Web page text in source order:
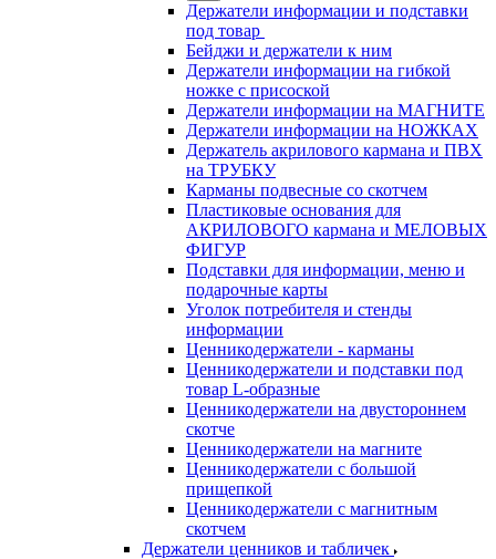
Держатели информации и подставки
под товар
Бейджи и держатели к ним
Держатели информации на гибкой
ножке с присоской
Держатели информации на МАГНИТЕ
Держатели информации на НОЖКАХ
Держатель акрилового кармана и ПВХ
на ТРУБКУ
Карманы подвесные со скотчем
Пластиковые основания для
АКРИЛОВОГО кармана и МЕЛОВЫХ
ФИГУР
Подставки для информации, меню и
подарочные карты
Уголок потребителя и стенды
информации
Ценникодержатели - карманы
Ценникодержатели и подставки под
товар L-образные
Ценникодержатели на двустороннем
скотче
Ценникодержатели на магните
Ценникодержатели с большой
прищепкой
Ценникодержатели с магнитным
скотчем
Держатели ценников и табличек